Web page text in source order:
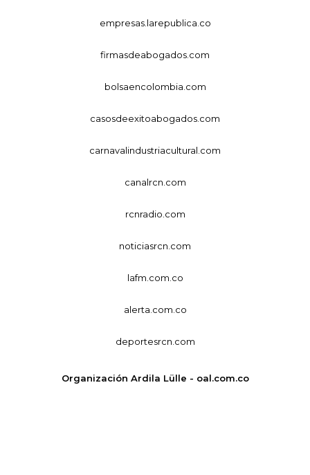
empresas.larepublica.co
firmasdeabogados.com
bolsaencolombia.com
casosdeexitoabogados.com
carnavalindustriacultural.com
canalrcn.com
rcnradio.com
noticiasrcn.com
lafm.com.co
alerta.com.co
deportesrcn.com
Organización Ardila Lülle - oal.com.co